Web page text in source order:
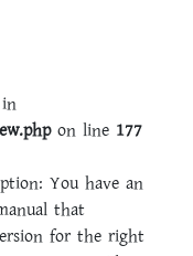
on line 177
You have an
that
for the right